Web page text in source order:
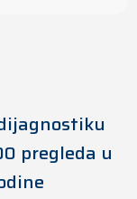
pregleda u